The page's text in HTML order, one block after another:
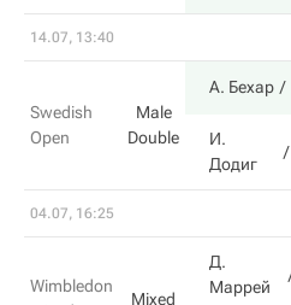
14.07, 13:40
Swedish
Open
Male
Double
А. Бехар
И.
Додиг
04.07, 16:25
Wimbledon
Mixed
Д.
Маррей